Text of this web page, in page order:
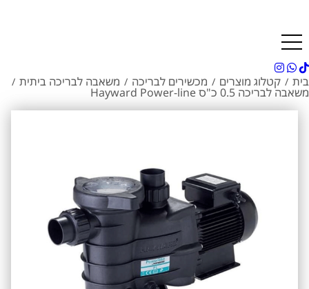
בית / קטלוג מוצרים / מכשירים לבריכה / משאבה לבריכה ביתית /
משאבה לבריכה 0.5 כ"ס Hayward Power-line